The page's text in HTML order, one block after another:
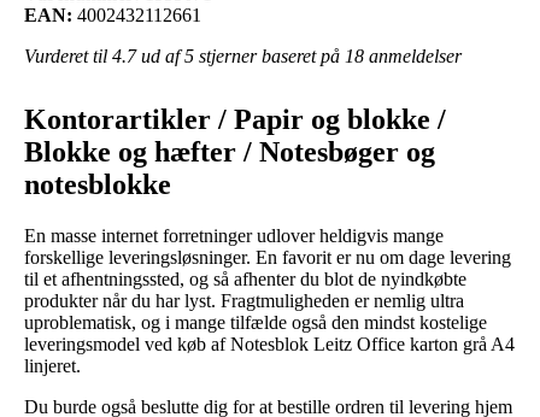
EAN: 4002432112661
Vurderet til 4.7ud af 5 stjerner baseret på 18 anmeldelser
Kontorartikler / Papir og blokke /
Blokke og hæfter / Notesbøger og
notesblokke
En masse internet forretninger udlover heldigvis mange
forskellige leveringsløsninger. En favorit er nu om dage levering
til et afhentningssted, og så afhenter du blot de nyindkøbte
produkter når du har lyst. Fragtmuligheden er nemlig ultra
uproblematisk, og i mange tilfælde også den mindst kostelige
leveringsmodel ved køb af Notesblok Leitz Office karton grå A4
linjeret.
Du burde også beslutte dig for at bestille ordren til levering hjem